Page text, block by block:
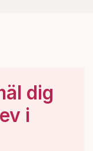
dig
i